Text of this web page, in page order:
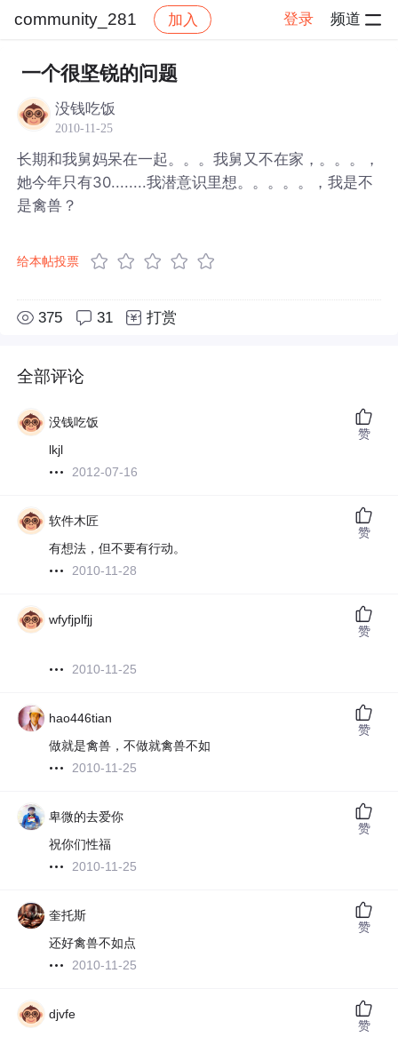
community_281 加入 登录 频道
社区 community_281
一个很坚锐的问题
没钱吃饭
2010-11-25
长期和我舅妈呆在一起。。。我舅又不在家，。。。，
她今年只有30........我潜意识里想。。。。。，我是不
是禽兽？
给本帖投票
375 31 打赏
全部评论
没钱吃饭
lkjl
2012-07-16
赞
软件木匠
有想法，但不要有行动。
2010-11-28
赞
wfyfjplfjj
2010-11-25
赞
hao446tian
做就是禽兽，不做就禽兽不如
2010-11-25
赞
卑微的去爱你
祝你们性福
2010-11-25
赞
奎托斯
还好禽兽不如点
2010-11-25
赞
djvfe
赞